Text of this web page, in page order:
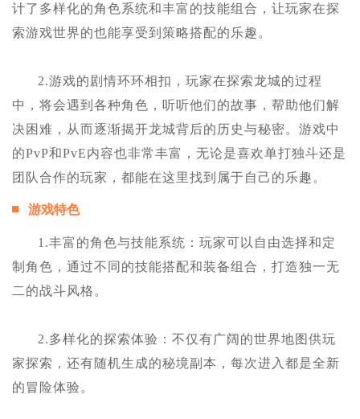
计了多样化的角色系统和丰富的技能组合，让玩家在探
索游戏世界的也能享受到策略搭配的乐趣。
2.游戏的剧情环环相扣，玩家在探索龙城的过程
中，将会遇到各种角色，听听他们的故事，帮助他们解
决困难，从而逐渐揭开龙城背后的历史与秘密。游戏中
的PvP和PvE内容也非常丰富，无论是喜欢单打独斗还是
团队合作的玩家，都能在这里找到属于自己的乐趣。
游戏特色
1.丰富的角色与技能系统：玩家可以自由选择和定
制角色，通过不同的技能搭配和装备组合，打造独一无
二的战斗风格。
2.多样化的探索体验：不仅有广阔的世界地图供玩
家探索，还有随机生成的秘境副本，每次进入都是全新
的冒险体验。